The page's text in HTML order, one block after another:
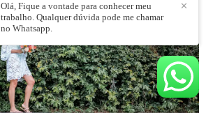
✕
Olá, Fique a vontade para conhecer meu
trabalho. Qualquer dúvida pode me chamar
no Whatsapp.